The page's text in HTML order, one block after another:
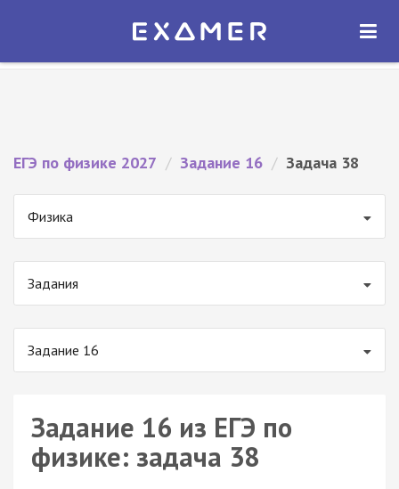
Экзамер — ЕГЭ 2027
ОТКРЫТЬ
ЕГЭ по физике 2027 / Задание 16 / Задача 38
Физика
Задания
Задание 16
Задание 16 из ЕГЭ по
физике: задача 38